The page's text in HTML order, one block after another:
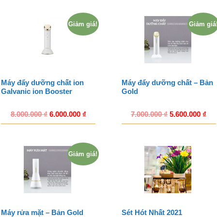
Giảm giá!
Máy đẩy dưỡng chất ion
Galvanic ion Booster
8.000.000₫ 6.000.000 ₫
Giảm
Máy đẩy dưỡng chất – Bản
Gold
7.000.000₫ 5.600.000 ₫
Giảm giá!
Máy rửa mặt – Bản Gold Sét Hót Nhất 2021